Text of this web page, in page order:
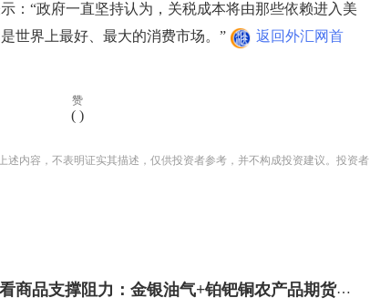
“政府一直坚持认为，关税成本将由那些依赖进入美
世界上最好、最大的消费市场。”
返回外汇网首
赞
( )
述内容，不表明证实其描述，仅供投资者参考，并不构成投资建议。投资者
一张图看商品支撑阻力：金银油气+铂钯铜农产品期货(2025年8月21日)